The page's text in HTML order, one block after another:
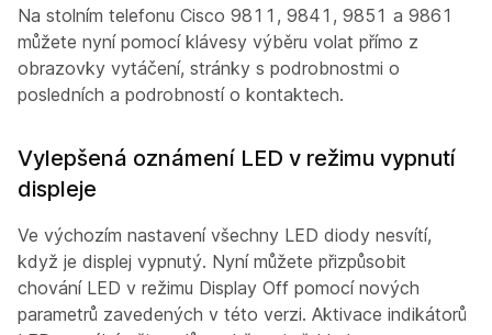
Na stolním telefonu Cisco 9811, 9841, 9851 a 9861
můžete nyní pomocí klávesy výběru volat přímo z
obrazovky vytáčení, stránky s podrobnostmi o
posledních a podrobností o kontaktech.
Vylepšená oznámení LED v režimu vypnutí
displeje
Ve výchozím nastavení všechny LED diody nesvítí,
když je displej vypnutý. Nyní můžete přizpůsobit
chování LED v režimu Display Off pomocí nových
parametrů zavedených v této verzi. Aktivace indikátorů